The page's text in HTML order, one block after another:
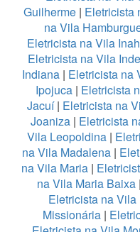
Guilherme| Eletricista
na Vila
Eletricista na Vila Inah
Eletricista na Vila
Indiana | Eletricista na
Ipojuca| Eletricista
Jacuí| Eletricista na
Joaniza| Eletricista
Vila Leopoldina|
na Vila Madalena|
na Vila Maria |
na Vila Maria Baixa|
Eletricista na Vila
Missionária |